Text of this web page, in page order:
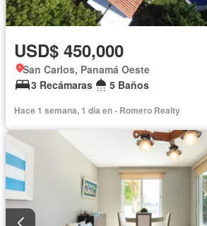
USD$ 450,000
San Carlos, Panamá Oeste
3 Recámaras
5 Baños
Hace 1 semana, 1 día en - Romero Realty